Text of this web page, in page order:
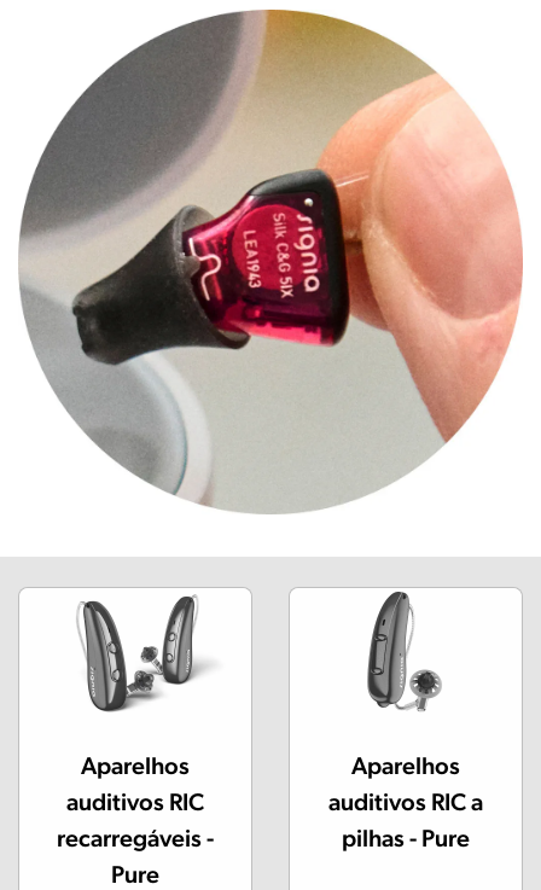
Aparelhos
auditivos RIC
recarregáveis -
Pure
Aparelhos
auditivos RIC a
pilhas - Pure